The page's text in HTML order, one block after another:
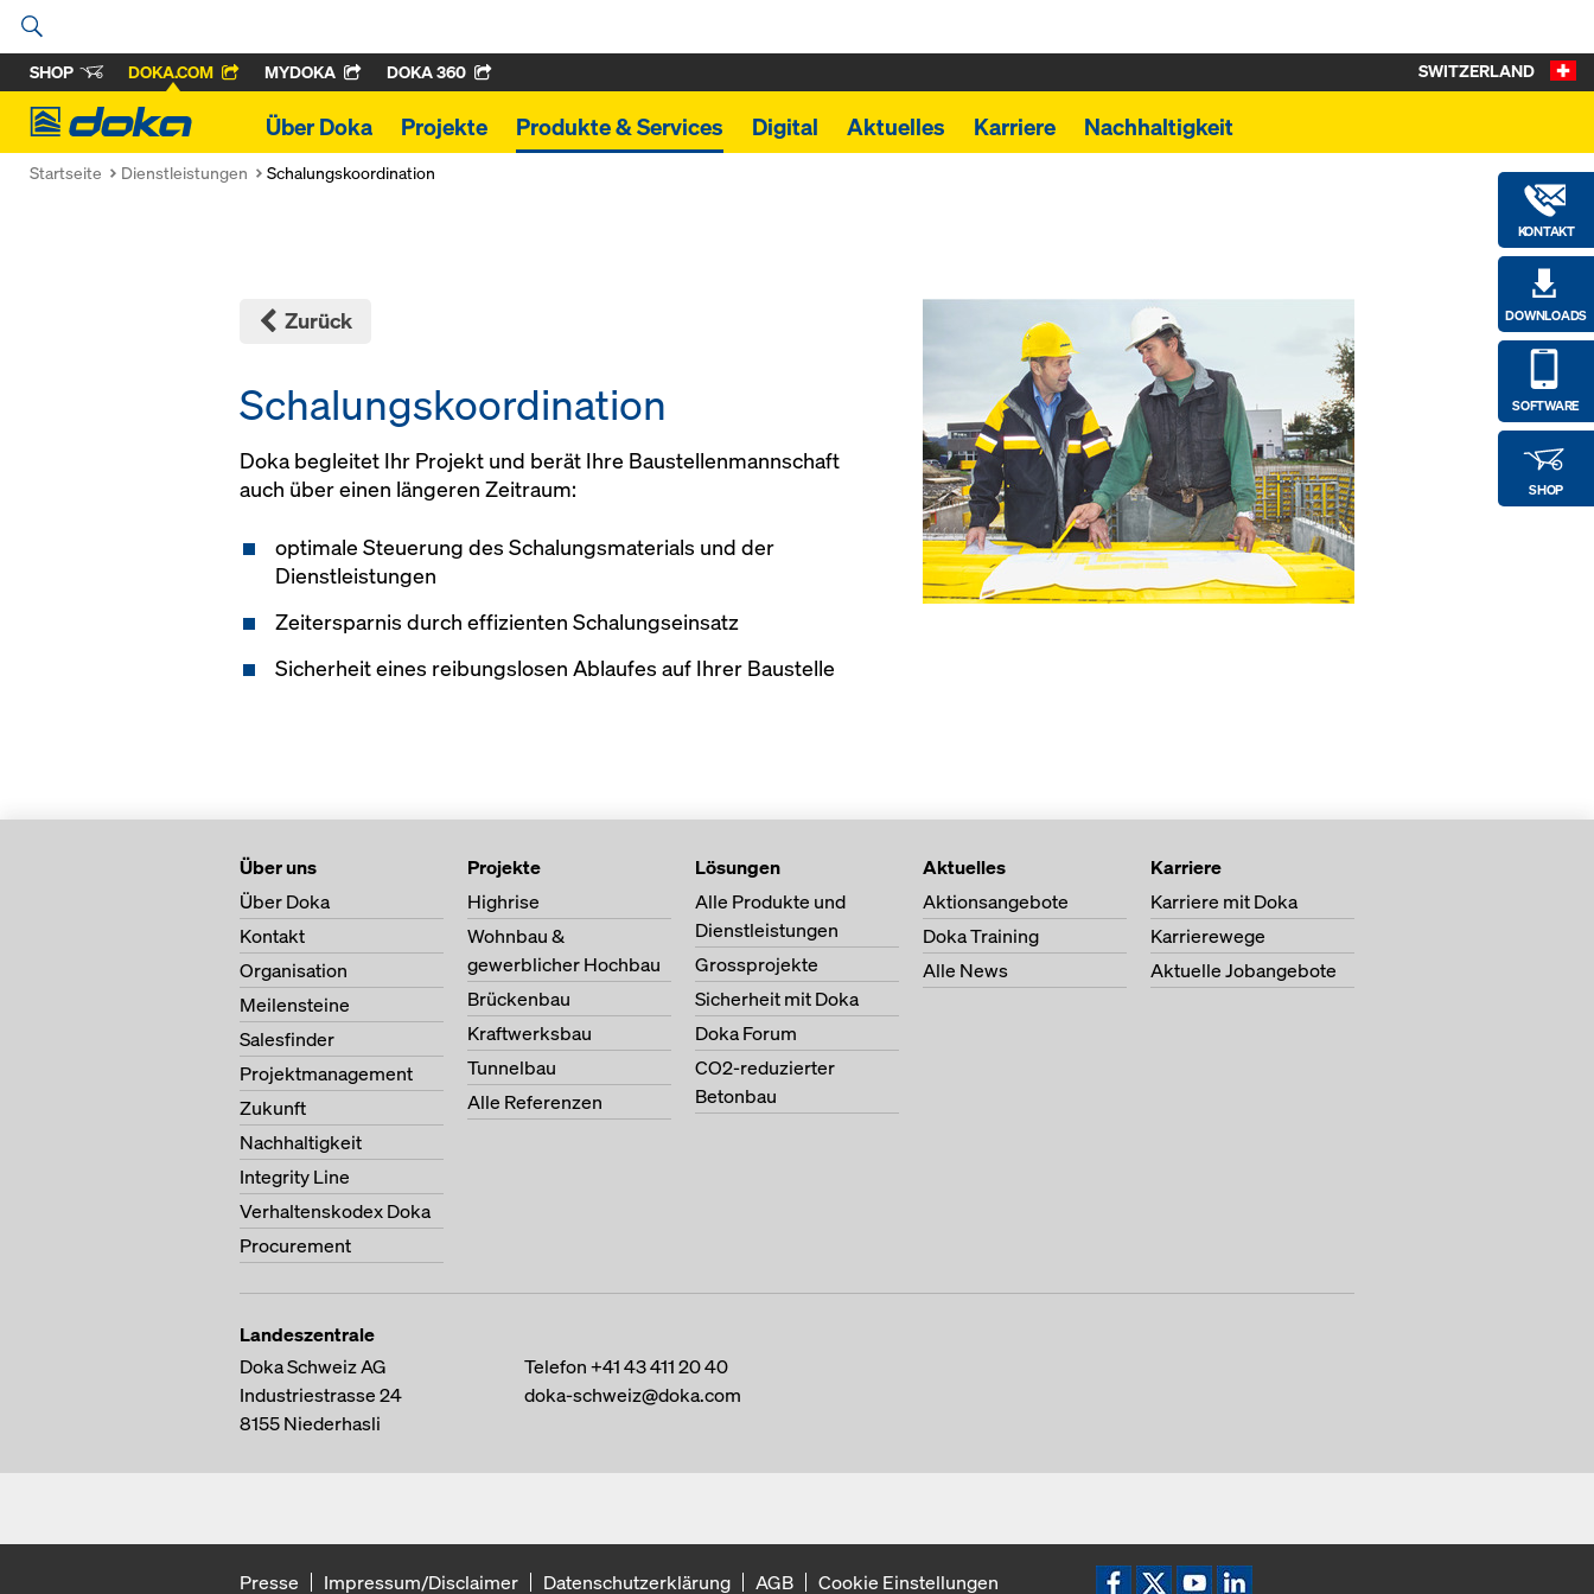
SHOP DOKA.COM MYDOKA DOKA 360
Doka
Über Doka Projekte Produkte & Services Digital Aktuelles Karriere Nachhaltigkeit
KONTAKT
DOWNLOADS
SOFTWARE
SHOP
SWITZERLAND
Startseite Dienstleistungen Schalungskoordination
Zurück
Schalungskoordination
Doka begleitet Ihr Projekt und berät Ihre Baustellenmannschaft
auch über einen längeren Zeitraum:
optimale Steuerung des Schalungsmaterials und der
Dienstleistungen
Zeitersparnis durch effizienten Schalungseinsatz
Sicherheit eines reibungslosen Ablaufes auf Ihrer Baustelle
Über uns
Über Doka
Kontakt
Organisation
Meilensteine
Salesfinder
Projektmanagement
Zukunft
Nachhaltigkeit
Integrity Line
Verhaltenskodex Doka
Procurement
Projekte
Highrise
Wohnbau &
gewerblicher Hochbau
Brückenbau
Kraftwerksbau
Tunnelbau
Alle Referenzen
Lösungen
Alle Produkte und
Dienstleistungen
Grossprojekte
Sicherheit mit Doka
Doka Forum
CO2-reduzierter
Betonbau
Aktuelles
Aktionsangebote
Doka Training
Alle News
Karriere
Karriere mit Doka
Karrierewege
Aktuelle Jobangebote
Landeszentrale
Doka Schweiz AG
Industriestrasse 24
8155Niederhasli
Telefon+41 43 411 20 40
doka-schweiz@doka.com
Presse Impressum/Disclaimer Datenschutzerklärung AGB Cookie Einstellungen